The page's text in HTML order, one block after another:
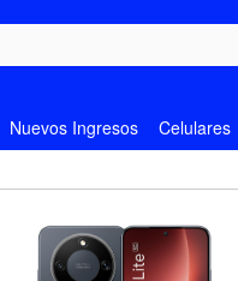
Nuevos Ingresos Celulares